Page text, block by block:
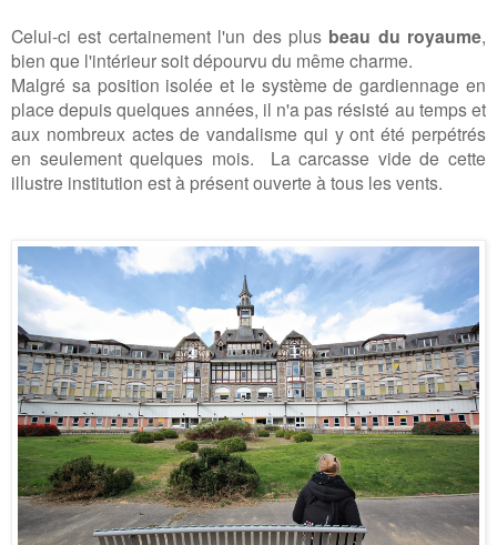
Celui-ci est certainement l'un des plus beau du royaume,
bien que l'intérieur soit dépourvu du même charme.
Malgré sa position isolée et le système de gardiennage en
place depuis quelques années, il n'a pas résisté au temps et
aux nombreux actes de vandalisme qui y ont été perpétrés
en seulement quelques mois. La carcasse vide de cette
illustre institution est à présent ouverte à tous les vents.